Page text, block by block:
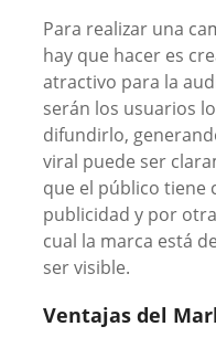
Para realizar una
hay que hacer es
atractivo para la
serán los usuarios
difundirlo,
viral puede ser
que el público tiene
publicidad y por
cual la marca está
ser visible.
Ventajas del